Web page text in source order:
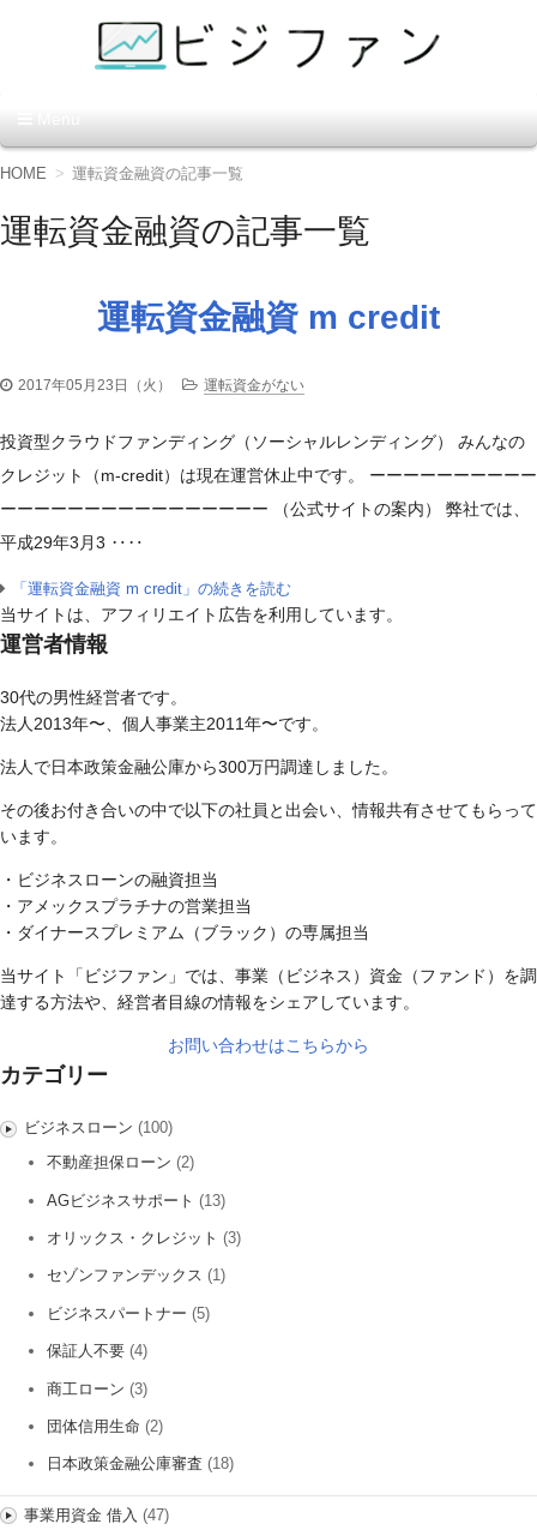
ン】
コ
テ
ン
HOME 運転資金融資の記事一覧
運転資金融資の記事一覧
運転資金融資 m credit
2017年05月23日（火） 運転資金がない
投資型クラウドファンディング（ソーシャルレンディング） みんなの
クレジット（m-credit）は現在運営休止中です。 ーーーーーーーーーー
ーーーーーーーーーーーーーーーー （公式サイトの案内） 弊社では、
平成29年3月3 ‥‥
「運転資金融資 m credit」の続きを読む
当サイトは、アフィリエイト広告を利用しています。
運営者情報
30代の男性経営者です。
法人2013年〜、個人事業主2011年〜です。
法人で日本政策金融公庫から300万円調達しました。
その後お付き合いの中で以下の社員と出会い、情報共有させてもらって
います。
・ビジネスローンの融資担当
・アメックスプラチナの営業担当
・ダイナースプレミアム（ブラック）の専属担当
当サイト「ビジファン」では、事業（ビジネス）資金（ファンド）を調
達する方法や、経営者目線の情報をシェアしています。
お問い合わせはこちらから
カテゴリー
ビジネスローン (100)
不動産担保ローン (2)
AGビジネスサポート (13)
オリックス・クレジット (3)
セゾンファンデックス (1)
ビジネスパートナー (5)
保証人不要 (4)
商工ローン (3)
団体信用生命 (2)
日本政策金融公庫審査 (18)
事業用資金 借入 (47)